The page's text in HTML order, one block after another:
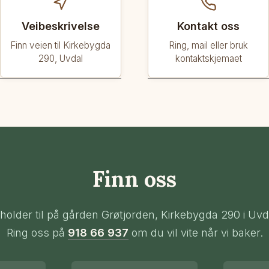
Veibeskrivelse
Finn veien til Kirkebygda
290, Uvdal
Kontakt oss
Ring, mail eller bruk
kontaktskjemaet
Finn oss
til på gården Grøtjorden, Kirkebygda 290 i
Ring oss på 918 66 937 om du vil vite når vi baker.